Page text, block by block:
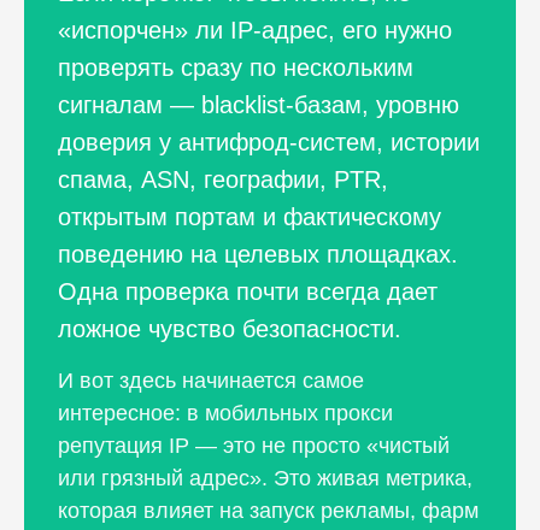
«испорчен» ли IP-адрес, его нужно
проверять сразу по нескольким
сигналам — blacklist-базам, уровню
доверия у антифрод-систем, истории
спама, ASN, географии, PTR,
открытым портам и фактическому
поведению на целевых площадках.
Одна проверка почти всегда дает
ложное чувство безопасности.
И вот здесь начинается самое
интересное: в мобильных прокси
репутация IP — это не просто «чистый
или грязный адрес». Это живая метрика,
которая влияет на запуск рекламы, фарм